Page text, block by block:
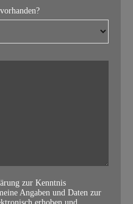
zur Kenntnis
Angaben und Daten zur